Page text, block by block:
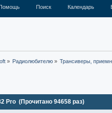
Помощь Поиск Календарь
» Радиолюбителю» Трансиверы,
Pro (Прочитано 94658 раз)